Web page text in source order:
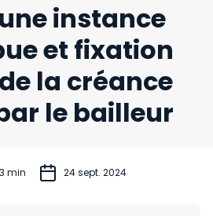
instance
et fixation
la créance
le bailleur
3 min 24 sept. 2024